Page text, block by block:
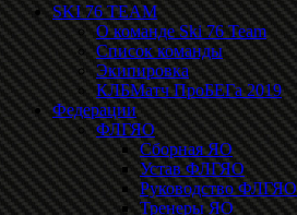
SKI 76 TEAM
О команде Ski 76 Team
Список команды
Экипировка
КЛБМатч ПроБЕГа 2019
Федерации
ФЛГЯО
Сборная ЯО
Устав ФЛГЯО
Руководство ФЛГЯО
Тренеры ЯО